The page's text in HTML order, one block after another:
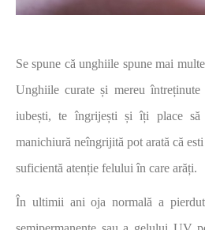
Se spune că unghiile spune mai
Unghiile curate și mereu
iubești, te îngrijești și îți place
manichiură neîngrijită pot arată că
suficientă atenție felului în care arăți.
În ultimii ani oja normală a